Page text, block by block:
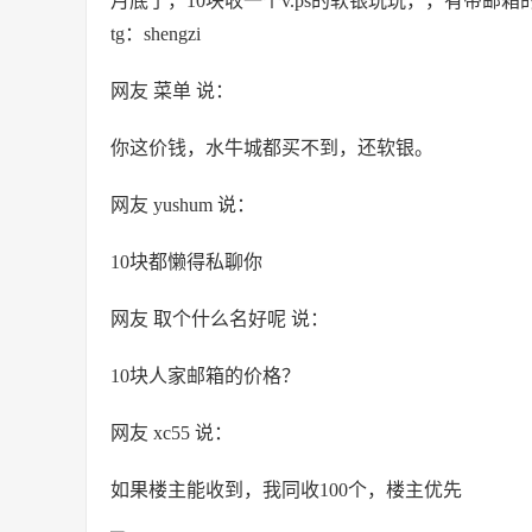
tg：shengzi
网友 菜单 说：
你这价钱，水牛城都买不到，还软银。
网友 yushum 说：
10块都懒得私聊你
网友 取个什么名好呢 说：
10块人家邮箱的价格？
网友 xc55 说：
如果楼主能收到，我同收100个，楼主优先